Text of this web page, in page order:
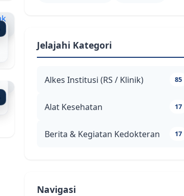
Jelajahi Kategori
Alkes Institusi (RS / Klinik) 85
Alat Kesehatan 17
Berita & Kegiatan Kedokteran 17
Navigasi